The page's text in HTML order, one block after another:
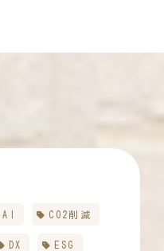
AI CO2削減
DX ESG